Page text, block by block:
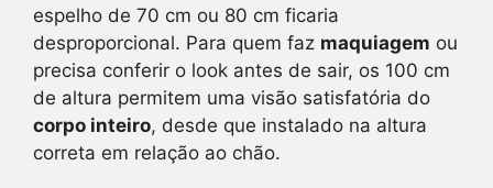
espelho de 70 cm ou 80 cm ficaria
desproporcional. Para quem faz maquiagem ou
precisa conferir o look antes de sair, os 100 cm
de altura permitem uma visão satisfatória do
corpo inteiro, desde que instalado na altura
correta em relação ao chão.